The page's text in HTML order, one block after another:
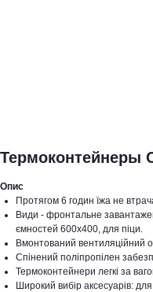
Термоконтейнеры
Опис
Протягом 6 годин їжа не
Види - фронтальне
ємностей 600х400, для піци.
Вмонтований вентиляційний
Спінений поліпропілен
Термоконтейнери легкі за
Широкий вибір аксесуарів: для